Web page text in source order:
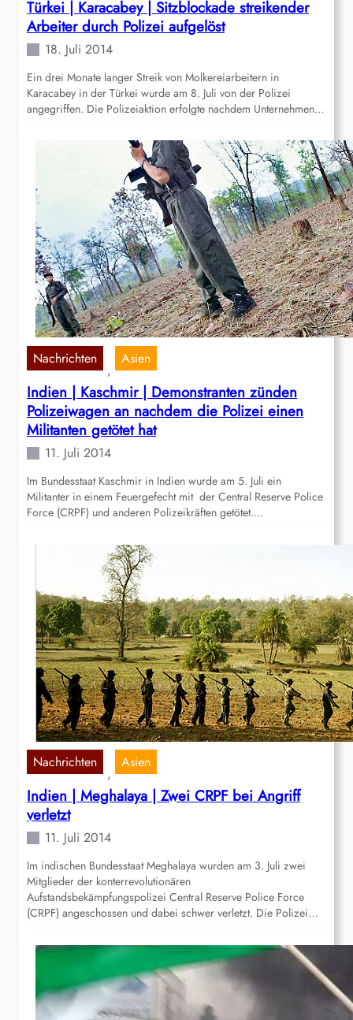
Türkei | Karacabey | Sitzblockade streikender
Arbeiter durch Polizei aufgelöst
18. Juli 2014
Ein drei Monate langer Streik von Molkereiarbeitern in
Karacabey in der Türkei wurde am 8. Juli von der Polizei
angegriffen. Die Polizeiaktion erfolgte nachdem Unternehmen…
Nachrichten
,
Asien
Indien | Kaschmir | Demonstranten zünden
Polizeiwagen an nachdem die Polizei einen
Militanten getötet hat
11. Juli 2014
Im Bundesstaat Kaschmir in Indien wurde am 5. Juli ein
Militanter in einem Feuergefecht mit der Central Reserve Police
Force (CRPF) und anderen Polizeikräften getötet.…
Nachrichten
,
Asien
Indien | Meghalaya | Zwei CRPF bei Angriff
verletzt
11. Juli 2014
Im indischen Bundesstaat Meghalaya wurden am 3. Juli zwei
Mitglieder der konterrevolutionären
Aufstandsbekämpfungspolizei Central Reserve Police Force
(CRPF) angeschossen und dabei schwer verletzt. Die Polizei…